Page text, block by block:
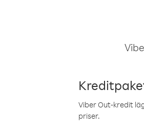
Viber Out-kredit
priser.